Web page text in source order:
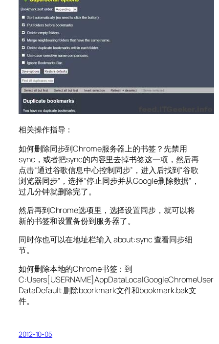
相关操作指导：
如何删除同步到Chrome服务器上的书签？先禁用
sync，或者把sync的内容里去掉书签这一项，然后再
点击“通过谷歌信息中心控制同步”，进入后找到“谷歌
浏览器同步”，选择“停止同步并从Google删除数据”，
过几分钟就删除完了。
然后再到Chrome选项里，选择设置同步，就可以将
新的书签和设置备份到服务器了。
同时你也可以在地址栏输入 about:sync 查看同步细
节。
如何删除本地的Chrome书签：到
C:Users[USERNAME]AppDataLocalGoogleChromeUser
DataDefault 删除boorkmark文件和bookmark.bak文
件。
2012-10-05